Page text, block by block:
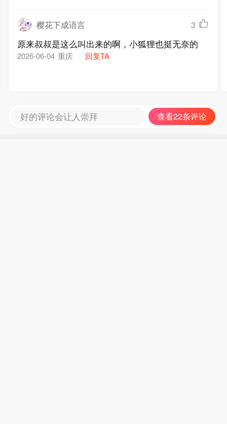
樱花下成语言 3
原来叔叔是这么叫出来的啊，小狐狸也挺无奈的
2026-06-04 重庆 回复TA
好的评论会让人崇拜 查看22条评论